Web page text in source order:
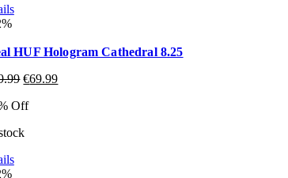
HUF Hologram Cathedral 8.25
€69.99
Off